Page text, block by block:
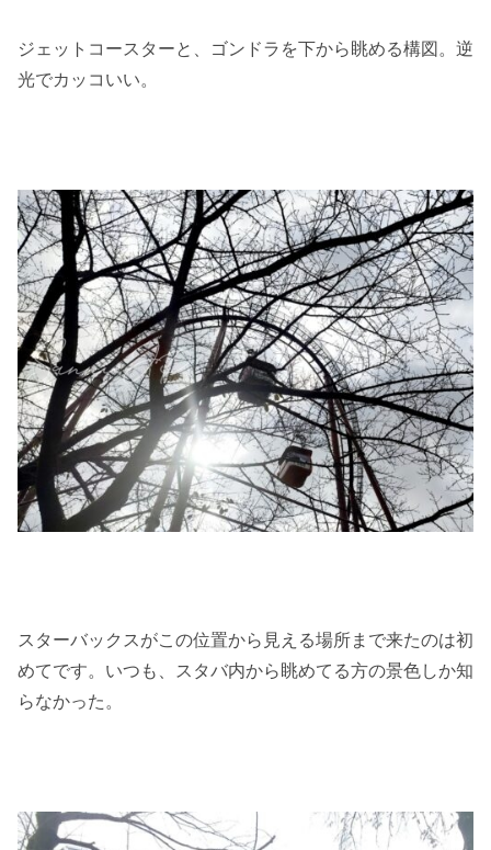
ジェットコースターと、ゴンドラを下から眺める構図。逆
光でカッコいい。
スターバックスがこの位置から見える場所まで来たのは初
めてです。いつも、スタバ内から眺めてる方の景色しか知
らなかった。